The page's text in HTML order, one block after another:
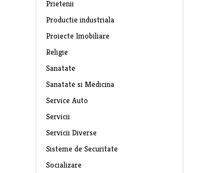
Prietenii
Productie industriala
Proiecte Imobiliare
Religie
Sanatate
Sanatate si Medicina
Service Auto
Servicii
Servicii Diverse
Sisteme de Securitate
Socializare